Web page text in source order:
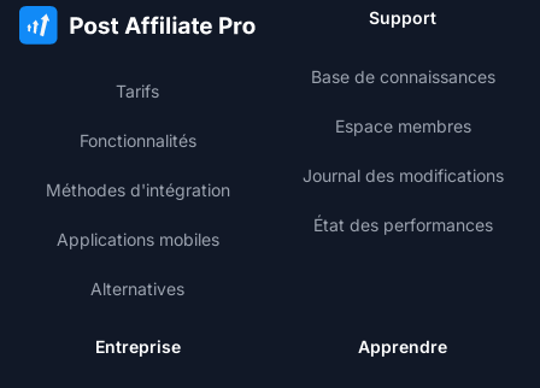
Tarifs
Fonctionnalités
Méthodes d'intégration
Applications mobiles
Alternatives
Support
Base de connaissances
Espace membres
Journal des modifications
État des performances
Entreprise Apprendre